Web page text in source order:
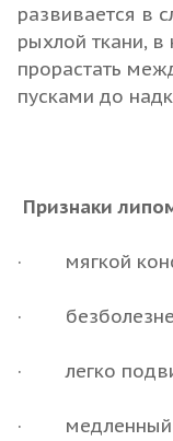
развивается в
рыхлой ткани,
прорастать
пусками до
Признаки
· мягкой
·
· легко
· медленный